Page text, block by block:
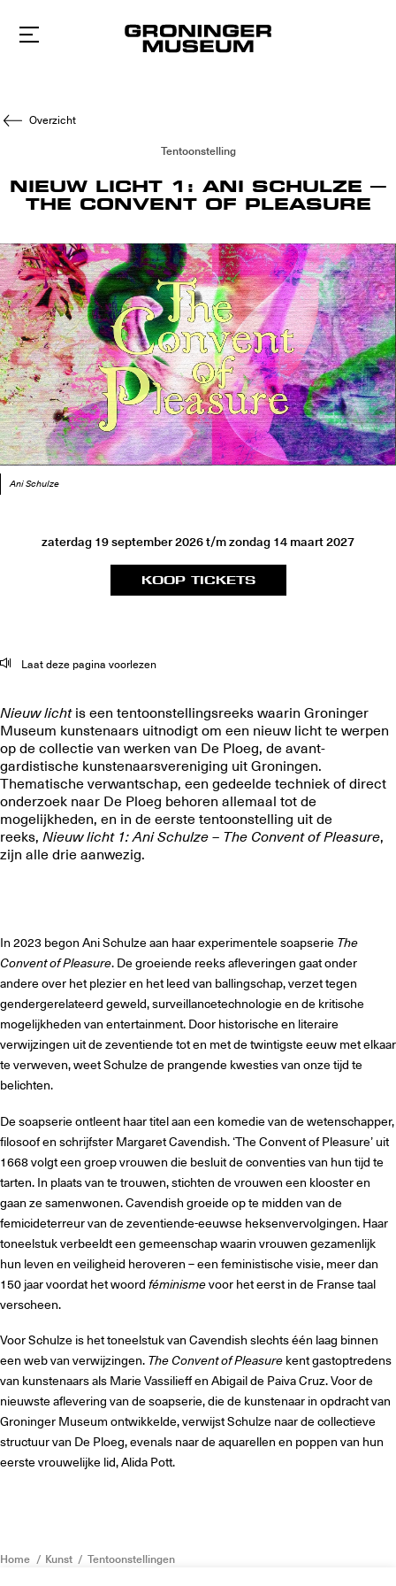
Naar
hoofdinhoud
Overzicht
Tentoonstelling
NIEUW LICHT 1: ANI SCHULZE –
THE CONVENT OF PLEASURE
Ani Schulze
zaterdag 19 september 2026t/mzondag 14 maart 2027
KOOP TICKETS
Laat deze pagina voorlezen
Nieuw lichtis een tentoonstellingsreeks waarin Groninger
Museum kunstenaars uitnodigt om een nieuw licht te werpen
op de collectie van werken van De Ploeg, de avant-
gardistische kunstenaarsvereniging uit Groningen.
Thematische verwantschap, een gedeelde techniek of direct
onderzoek naar De Ploeg behoren allemaal tot de
mogelijkheden, en in de eerste tentoonstelling uit de
reeks, Nieuw licht 1: Ani Schulze – The Convent of Pleasure,
zijn alle drie aanwezig.
In 2023 begon Ani Schulze aan haar experimentele soapserie The
Convent of Pleasure. De groeiende reeks afleveringen gaat onder
andere over het plezier en het leed van ballingschap, verzet tegen
gendergerelateerd geweld, surveillancetechnologie en de kritische
mogelijkheden van entertainment. Door historische en literaire
verwijzingen uit de zeventiende tot en met de twintigste eeuw met elkaar
te verweven, weet Schulze de prangende kwesties van onze tijd te
belichten.
De soapserie ontleent haar titel aan een komedie van de wetenschapper,
filosoof en schrijfster Margaret Cavendish. ‘The Convent of Pleasure’ uit
1668 volgt een groep vrouwen die besluit de conventies van hun tijd te
tarten. In plaats van te trouwen, stichten de vrouwen een klooster en
gaan ze samenwonen. Cavendish groeide op te midden van de
femicideterreur van de zeventiende-eeuwse heksenvervolgingen. Haar
toneelstuk verbeeldt een gemeenschap waarin vrouwen gezamenlijk
hun leven en veiligheid heroveren – een feministische visie, meer dan
150 jaar voordat het woord féminismevoor het eerst in de Franse taal
verscheen.
Voor Schulze is het toneelstuk van Cavendish slechts één laag binnen
een web van verwijzingen. The Convent of Pleasure kent gastoptredens
van kunstenaars als Marie Vassilieff en Abigail de Paiva Cruz. Voor de
nieuwste aflevering van de soapserie, die de kunstenaar in opdracht van
Groninger Museum ontwikkelde, verwijst Schulze naar de collectieve
structuur van De Ploeg, evenals naar de aquarellen en poppen van hun
eerste vrouwelijke lid, Alida Pott.
Home Kunst
Tentoonstellingen